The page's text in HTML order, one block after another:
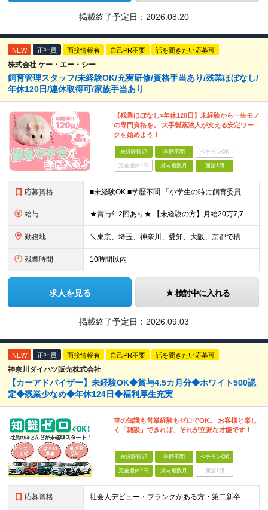
掲載終了予定日： 2026.08.20
NEW 正社員 面接情報有 自己PR不要 話を聞きたい応募可
株式会社 ケー・エー・シー
飼育管理スタッフ/未経験OK/充実研修/資格手当あり/残業ほぼなし/
年休120日/連休取得可/家族手当あり
【残業ほぼなし×年休120日】未経験から一生モノ
の専門資格を。 大手製薬法人が支える安定ワー
クを始めよう！
未経験歓迎 学歴不問 ベテランOK
完全週休2日 賞与複数月 面接1回
応募資格 ■未経験OK ■学歴不問 「小学生の時に飼育委員だった！」 なんて方もお待ちしております♪ ※ご自宅でのペット飼育について※ ご自宅でげっ歯類・ウサギのペット飼育を禁止しております。当社業務では清
給与 ★賞与年2回あり★ 【未経験の方】月給20万7,750円～＋賞与年2回＋残業代全額支給＋交通費支給 【生物系大卒の方】月給21万3,750円～＋賞与年2回＋残業代全額支給＋交通費支給 ★手当が充実
勤務地 ＼東京、埼玉、神奈川、愛知、大阪、京都で積極採用中！／ ・東京都：品川区 ・埼玉県：和光市 ・神奈川県：横浜市戸塚区、藤沢市 ・茨城県：つくば市 Lマイカー通勤OK！ ・愛知県：犬山市
残業時間 10時間以内
求人を見る 検討中に入れる
掲載終了予定日： 2026.09.03
NEW 正社員 面接情報有 自己PR不要 話を聞きたい応募可
神奈川ダイハツ販売株式会社
【カーアドバイザー】未経験OK◆賞与4.5カ月分◆ホワイト500認
定◆残業少なめ◆年休124日◆福利厚生充実
車の知識も営業経験もゼロでOK。 お客様と楽し
く「雑談」できれば、それが立派な才能です！
未経験歓迎 学歴不問 ベテランOK
完全週休2日 賞与複数月 面接1回
応募資格 社会人デビュー・ブランクがある方・第二新卒も歓迎します！ ◆普通自動車免許（MT）をお持ちの方 ※入社前にAT限定解除をしていただければOKです！ ◆未経験者歓迎 ◆学歴不問 車の専門知識は一切問